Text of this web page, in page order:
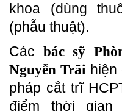
khoa (dùng
(phẫu thuật).
Các bác sỹ
Nguyễn Trãi
pháp cắt trĩ
điểm thời